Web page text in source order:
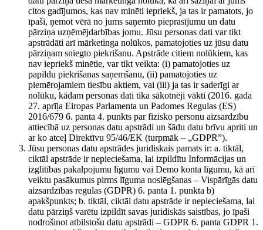
citos gadījumos, kas nav minēti iepriekš, ja tas ir pamatots, jo
īpaši, ņemot vērā no jums saņemto pieprasījumu un datu
pārziņa uzņēmējdarbības jomu. Jūsu personas dati var tikt
apstrādāti arī mārketinga nolūkos, pamatojoties uz jūsu datu
pārziņam sniegto piekrišanu. Apstrāde citiem nolūkiem, kas
nav iepriekš minētie, var tikt veikta: (i) pamatojoties uz
papildu piekrišanas saņemšanu, (ii) pamatojoties uz
piemērojamiem tiesību aktiem, vai (iii) ja tas ir saderīgi ar
nolūku, kādam personas dati tika sākotnēji vākti (2016. gada
27. aprīļa Eiropas Parlamenta un Padomes Regulas (ES)
2016/679 6. panta 4. punkts par fizisko personu aizsardzību
attiecībā uz personas datu apstrādi un šādu datu brīvu apriti un
ar ko atceļ Direktīvu 95/46/EK (turpmāk – „GDPR”).
Jūsu personas datu apstrādes juridiskais pamats ir: a. tiktāl,
ciktāl apstrāde ir nepieciešama, lai izpildītu Informācijas un
izglītības pakalpojumu līgumu vai Demo konta līgumu, kā arī
veiktu pasākumus pirms līguma noslēgšanas – Vispārīgās datu
aizsardzības regulas (GDPR) 6. panta 1. punkta b)
apakšpunkts; b. tiktāl, ciktāl datu apstrāde ir nepieciešama, lai
datu pārziņš varētu izpildīt savas juridiskās saistības, jo īpaši
nodrošinot atbilstošu datu apstrādi – GDPR 6. panta GDPR 1.